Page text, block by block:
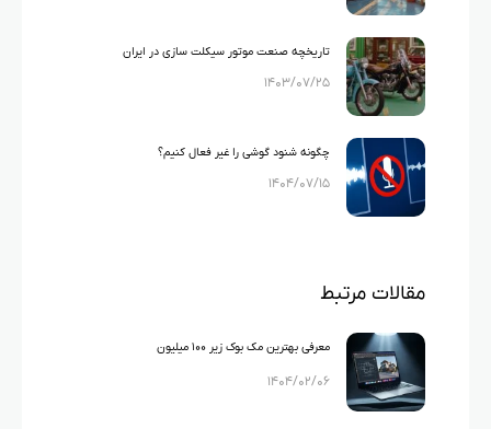
تاریخچه صنعت موتور سیکلت سازی در ایران
۱۴۰۳/۰۷/۲۵
چگونه شنود گوشی را غیر فعال کنیم؟
۱۴۰۴/۰۷/۱۵
مقالات مرتبط
معرفی بهترین مک بوک زیر ۱۰۰ میلیون
۱۴۰۴/۰۲/۰۶